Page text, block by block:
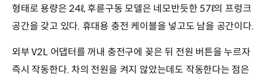
형태로 용량은 24ℓ, 후륜구동 모델은 네모반듯한 57ℓ의 프렁크
공간을 갖고 있다. 휴대용 충전 케이블을 넣고도 남을 공간이다.
외부 V2L 어댑터를 꺼내 충전구에 꽂은 뒤 전원 버튼을 누르자
즉시 작동한다. 차의 전원을 켜지 않았는데도 작동한다는 점은